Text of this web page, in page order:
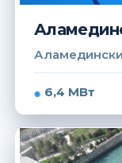
6,4 МВт